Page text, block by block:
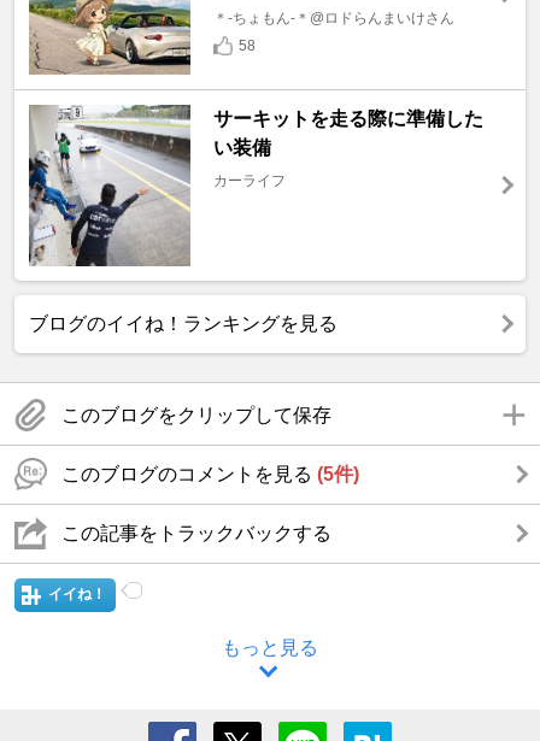
＊-ちょもん-＊@ロドらんまいけさん
58
サーキットを走る際に準備した
い装備
カーライフ
ブログのイイね！ランキングを見る
このブログをクリップして保存
このブログのコメントを見る (5件)
この記事をトラックバックする
イイね！
もっと見る